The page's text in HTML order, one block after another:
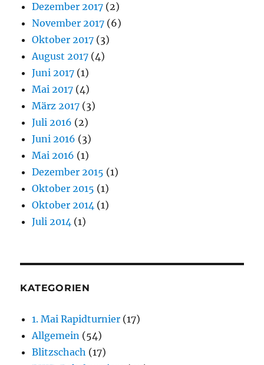
Dezember 2017 (2)
November 2017 (6)
Oktober 2017 (3)
August 2017 (4)
Juni 2017 (1)
Mai 2017 (4)
März 2017 (3)
Juli 2016 (2)
Juni 2016 (3)
Mai 2016 (1)
Dezember 2015 (1)
Oktober 2015 (1)
Oktober 2014 (1)
Juli 2014 (1)
KATEGORIEN
1. Mai Rapidturnier (17)
Allgemein (54)
Blitzschach (17)